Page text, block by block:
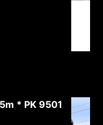
* PK 9501